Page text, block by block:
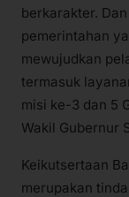
berkarakter.
pemerintahan
mewujudkan
termasuk
misi ke-3 dan 5
Wakil Gubernur
Keikutsertaan
merupakan